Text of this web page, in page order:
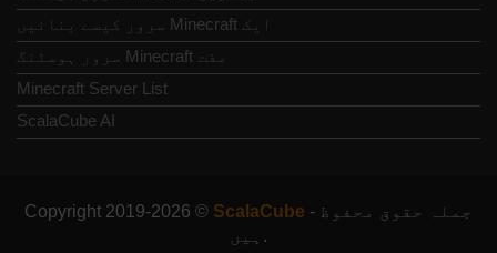
ایک Minecraft سرور کیسے بنائیں
مفت Minecraft سرور ہوسٹنگ
Minecraft Server List
ScalaCube AI
Copyright 2019-2026 © ScalaCube - جملہ حقوق محفوظ
ہیں.